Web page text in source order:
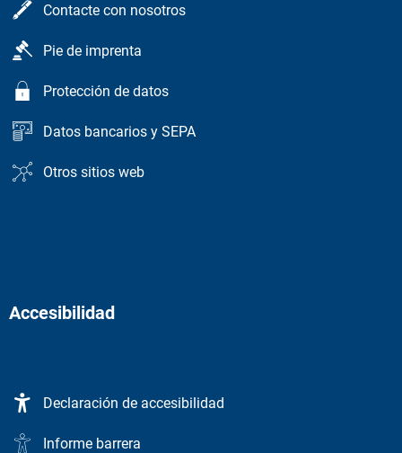
Contacte con nosotros
Pie de imprenta
Protección de datos
Datos bancarios y SEPA
Otros sitios web
Accesibilidad
Declaración de accesibilidad
Informe barrera